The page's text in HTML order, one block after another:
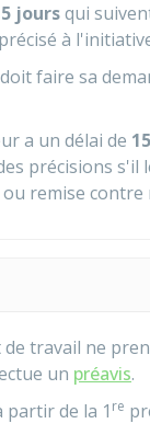
joursqui
à
faire sa
a un délai de
précisions s'il
ou remise contre
travail ne
un préavis.
partir de la 1 re